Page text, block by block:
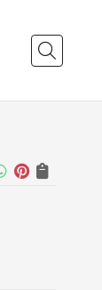
Buscar